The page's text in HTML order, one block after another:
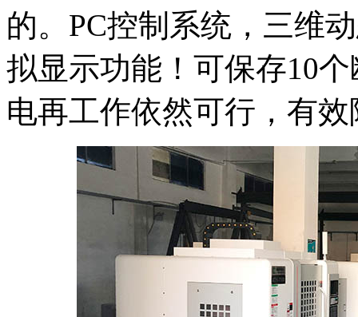
的。PC控制系统，三维
拟显示功能！可保存10
电再工作依然可行，有